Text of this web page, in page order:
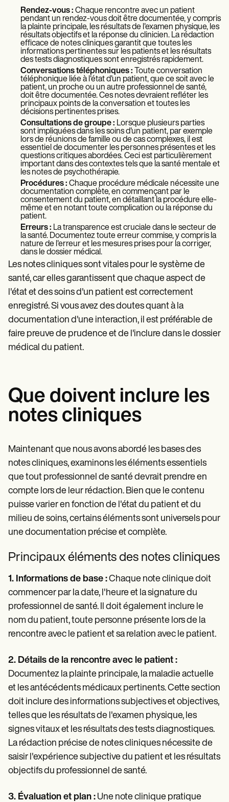
Rendez-vous : Chaque rencontre avec un patient
pendant un rendez-vous doit être documentée, y compris
la plainte principale, les résultats de l'examen physique, les
résultats objectifs et la réponse du clinicien. La rédaction
efficace de notes cliniques garantit que toutes les
informations pertinentes sur les patients et les résultats
des tests diagnostiques sont enregistrés rapidement.
Conversations téléphoniques : Toute conversation
téléphonique liée à l'état d'un patient, que ce soit avec le
patient, un proche ou un autre professionnel de santé,
doit être documentée. Ces notes devraient refléter les
principaux points de la conversation et toutes les
décisions pertinentes prises.
Consultations de groupe : Lorsque plusieurs parties
sont impliquées dans les soins d'un patient, par exemple
lors de réunions de famille ou de cas complexes, il est
essentiel de documenter les personnes présentes et les
questions critiques abordées. Ceci est particulièrement
important dans des contextes tels que la santé mentale et
les notes de psychothérapie.
Procédures : Chaque procédure médicale nécessite une
documentation complète, en commençant par le
consentement du patient, en détaillant la procédure elle-
même et en notant toute complication ou la réponse du
patient.
Erreurs : La transparence est cruciale dans le secteur de
la santé. Documentez toute erreur commise, y compris la
nature de l'erreur et les mesures prises pour la corriger,
dans le dossier médical.
Les notes cliniques sont vitales pour le système de
santé, car elles garantissent que chaque aspect de
l'état et des soins d'un patient est correctement
enregistré. Si vous avez des doutes quant à la
documentation d'une interaction, il est préférable de
faire preuve de prudence et de l'inclure dans le dossier
médical du patient.
Que doivent inclure les
notes cliniques
Maintenant que nous avons abordé les bases des
notes cliniques, examinons les éléments essentiels
que tout professionnel de santé devrait prendre en
compte lors de leur rédaction. Bien que le contenu
puisse varier en fonction de l'état du patient et du
milieu de soins, certains éléments sont universels pour
une documentation précise et complète.
Principaux éléments des notes cliniques
1. Informations de base :Chaque note clinique doit
commencer par la date, l'heure et la signature du
professionnel de santé. Il doit également inclure le
nom du patient, toute personne présente lors de la
rencontre avec le patient et sa relation avec le patient.
2. Détails de la rencontre avec le patient :
Documentez la plainte principale, la maladie actuelle
et les antécédents médicaux pertinents. Cette section
doit inclure des informations subjectives et objectives,
telles que les résultats de l'examen physique, les
signes vitaux et les résultats des tests diagnostiques.
La rédaction précise de notes cliniques nécessite de
saisir l'expérience subjective du patient et les résultats
objectifs du professionnel de santé.
3. Évaluation et plan : Une note clinique pratique